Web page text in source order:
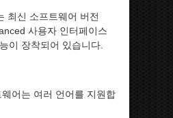
최신 소프트웨어 버전
사용자 인터페이스
이 장착되어 있습니다.
어는 여러 언어를 지원합